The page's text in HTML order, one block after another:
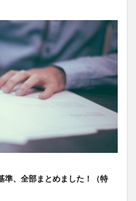
準、全部まとめました！（特